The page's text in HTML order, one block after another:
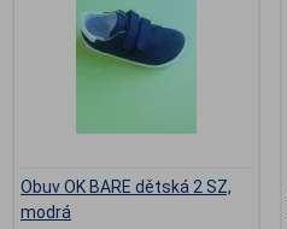
Obuv OK BARE dětská 2 SZ,
modrá